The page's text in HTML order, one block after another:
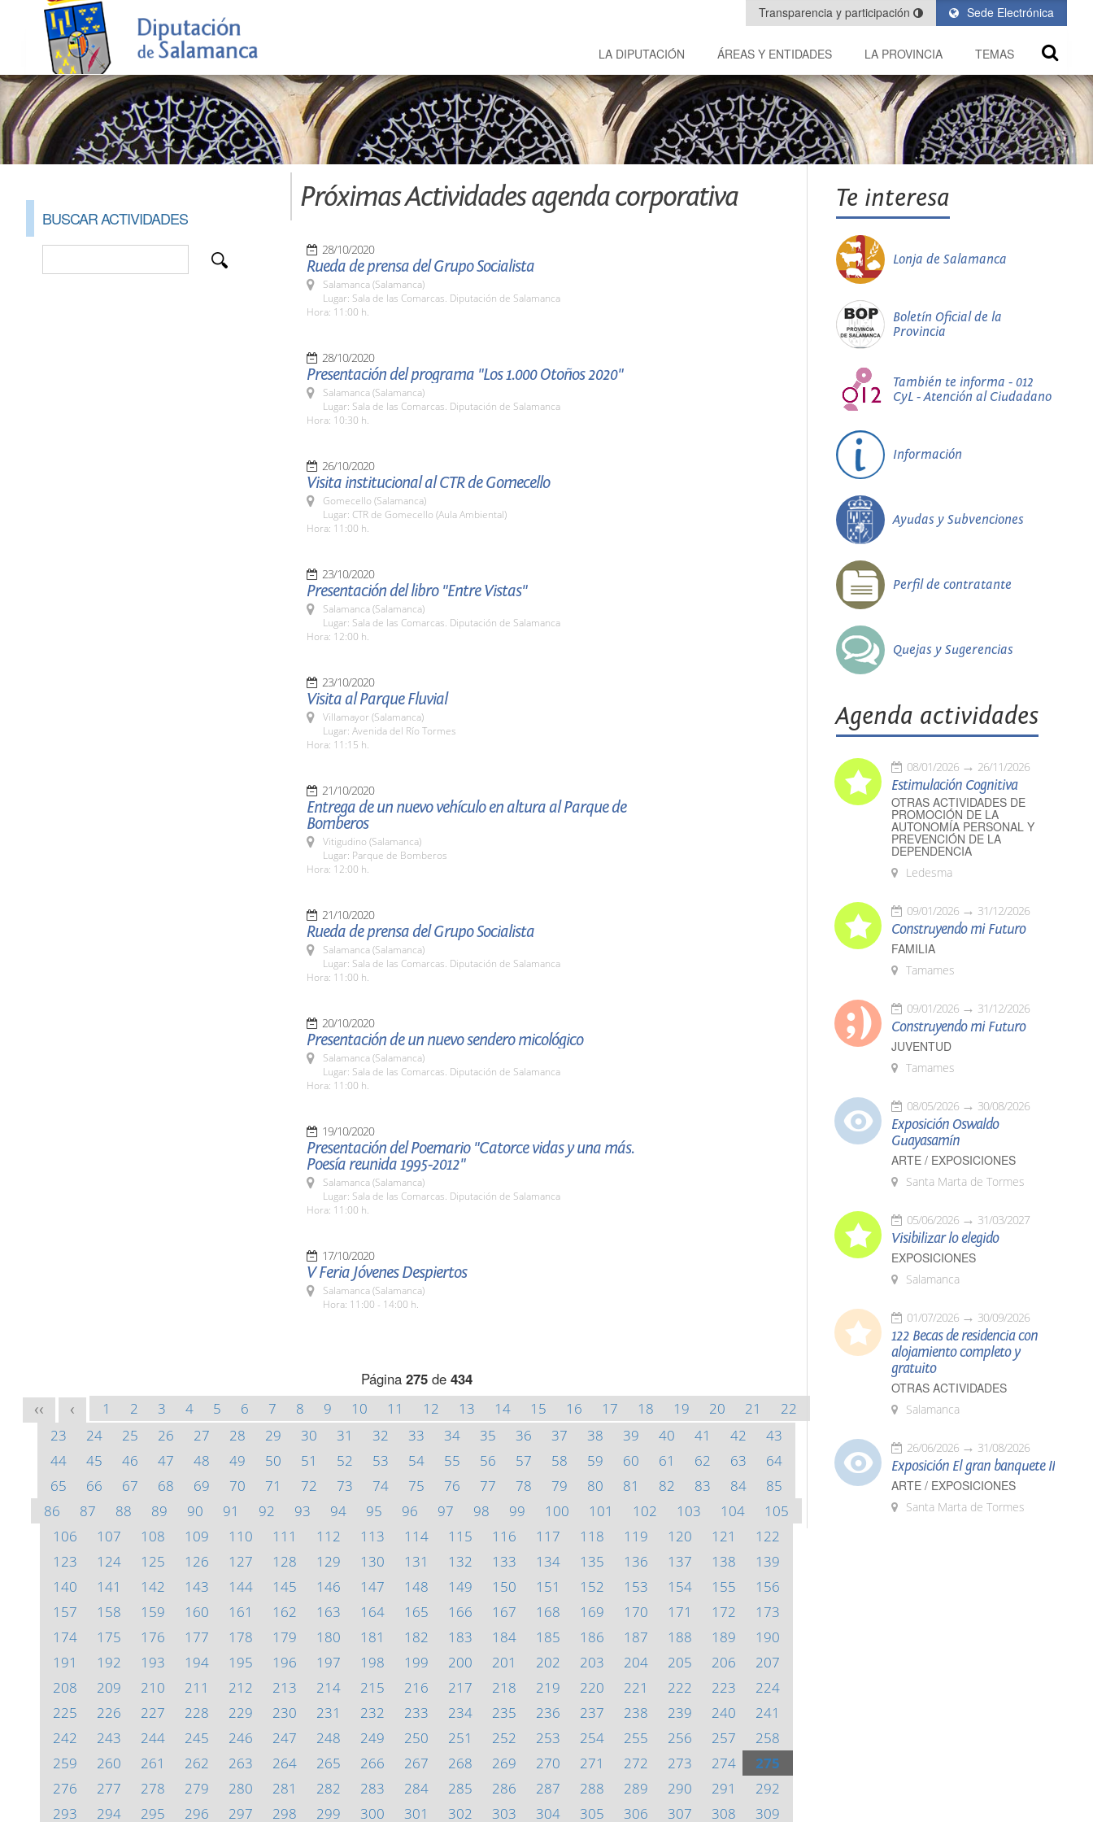
Sede Electrónica
Transparencia y participación
LA DIPUTACIÓN ÁREAS Y ENTIDADES LA PROVINCIA TEMAS
BUSCAR ACTIVIDADES
Próximas Actividades agenda corporativa
28/10/2020
Rueda de prensa del Grupo Socialista
Salamanca (Salamanca)
Lugar: Sala de las Comarcas. Diputación de Salamanca
Hora: 11:00 h.
28/10/2020
Presentación del programa "Los 1.000 Otoños 2020"
Salamanca (Salamanca)
Lugar: Sala de las Comarcas. Diputación de Salamanca
Hora: 10:30 h.
26/10/2020
Visita institucional al CTR de Gomecello
Gomecello (Salamanca)
Lugar: CTR de Gomecello (Aula Ambiental)
Hora: 11:00 h.
23/10/2020
Presentación del libro "Entre Vistas"
Salamanca (Salamanca)
Lugar: Sala de las Comarcas. Diputación de Salamanca
Hora: 12:00 h.
23/10/2020
Visita al Parque Fluvial
Villamayor (Salamanca)
Lugar: Avenida del Río Tormes
Hora: 11:15 h.
21/10/2020
Entrega de un nuevo vehículo en altura al Parque de
Bomberos
Vitigudino (Salamanca)
Lugar: Parque de Bomberos
Hora: 12:00 h.
21/10/2020
Rueda de prensa del Grupo Socialista
Salamanca (Salamanca)
Lugar: Sala de las Comarcas. Diputación de Salamanca
Hora: 11:00 h.
20/10/2020
Presentación de un nuevo sendero micológico
Salamanca (Salamanca)
Lugar: Sala de las Comarcas. Diputación de Salamanca
Hora: 11:00 h.
19/10/2020
Presentación del Poemario "Catorce vidas y una más.
Poesía reunida 1995-2012"
Salamanca (Salamanca)
Lugar: Sala de las Comarcas. Diputación de Salamanca
Hora: 11:00 h.
17/10/2020
V Feria Jóvenes Despiertos
Salamanca (Salamanca)
Hora: 11:00 - 14:00 h.
Página 275de 434
<< < 1 2 3 4 5 6 7 8 9 10 11 12 13 14 15 16 17 18 19 20 21
22
23
24 25 26 27 28 29 30 31 32 33 34 35 36 37 38 39 40 41 42
43
44
45 46 47 48 49 50 51 52 53 54 55 56 57 58 59 60 61 62 63
64
65
66 67 68 69 70 71 72 73 74 75 76 77 78 79 80 81 82 83 84
85
86
87 88 89 90 91 92 93 94 95 96 97 98 99 100 101 102 103 104
105
106
107 108 109 110 111 112 113 114 115 116 117 118 119 120 121
122
123
124 125 126 127 128 129 130 131 132 133 134 135 136 137 138
139
140
141 142 143 144 145 146 147 148 149 150 151 152 153 154 155
156
157
158 159 160 161 162 163 164 165 166 167 168 169 170 171 172
173
174
175 176 177 178 179 180 181 182 183 184 185 186 187 188 189
190
191
192 193 194 195 196 197 198 199 200 201 202 203 204 205 206
207
208
209 210 211 212 213 214 215 216 217 218 219 220 221 222 223
224
225
226 227 228 229 230 231 232 233 234 235 236 237 238 239 240
241
242
243 244 245 246 247 248 249 250 251 252 253 254 255 256 257
258
259
260 261 262 263 264 265 266 267 268 269 270 271 272 273 274
275
276
277 278 279 280 281 282 283 284 285 286 287 288 289 290 291
292
293
294 295 296 297 298 299 300 301 302 303 304 305 306 307 308 309
Te interesa
Lonja de Salamanca
Boletín Oficial de la
Provincia
También te informa - 012
CyL - Atención al Ciudadano
Información
Ayudas y Subvenciones
Perfil de contratante
Quejas y Sugerencias
Agenda actividades
08/01/2026 26/11/2026
Estimulación Cognitiva
OTRAS ACTIVIDADES DE
PROMOCIÓN DE LA
AUTONOMÍA PERSONAL Y
PREVENCIÓN DE LA
DEPENDENCIA
Ledesma
09/01/2026 31/12/2026
Construyendo mi Futuro
FAMILIA
Tamames
09/01/2026 31/12/2026
Construyendo mi Futuro
JUVENTUD
Tamames
08/05/2026 30/08/2026
Exposición Oswaldo
Guayasamín
ARTE / EXPOSICIONES
Santa Marta de Tormes
05/06/2026 31/03/2027
Visibilizar lo elegido
EXPOSICIONES
Salamanca
01/07/2026 30/09/2026
122 Becas de residencia con
alojamiento completo y
gratuito
OTRAS ACTIVIDADES
Salamanca
26/06/2026 31/08/2026
Exposición El gran banquete II
ARTE / EXPOSICIONES
Santa Marta de Tormes